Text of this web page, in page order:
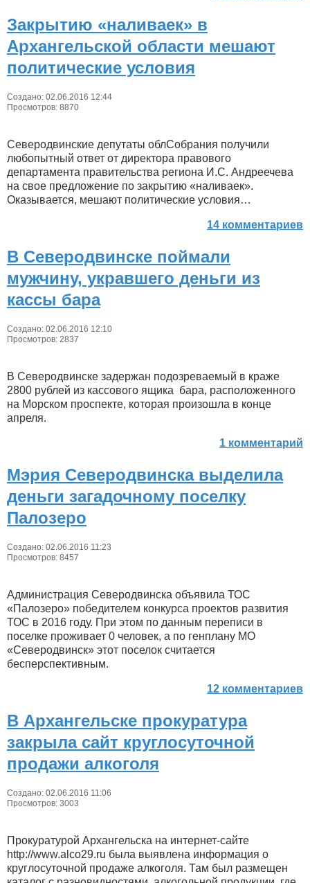
Закрытию «наливаек» в
Архангельской области мешают
политические условия
Создано: 02.06.2016 12:44
Просмотров: 8870
Северодвинские депутаты облСобрания получили
любопытный ответ от директора правового
департамента правительства региона И.С. Андреечева
на свое предложение по закрытию «наливаек».
Оказывается, мешают политические условия…
14 комментариев
В Северодвинске поймали
мужчину, укравшего деньги из
кассы бара
Создано: 02.06.2016 12:10
Просмотров: 2837
В Северодвинске задержан подозреваемый в краже
2800 рублей из кассового ящика бара, расположенного
на Морском проспекте, которая произошла в конце
апреля.
1 комментарий
Мэрия Северодвинска выделила
деньги загадочному поселку
Палозеро
Создано: 02.06.2016 11:23
Просмотров: 8457
Администрация Северодвинска объявила ТОС
«Палозеро» победителем конкурса проектов развития
ТОС в 2016 году. При этом по данным переписи в
поселке проживает 0 человек, а по генплану МО
«Северодвинск» этот поселок считается
бесперспективным.
12 комментариев
В Архангельске прокуратура
закрыла сайт круглосуточной
продажи алкоголя
Создано: 02.06.2016 11:06
Просмотров: 3003
Прокуратурой Архангельска на интернет-сайте
http://www.alco29.ru была выявлена информация о
круглосуточной продаже алкоголя. Там был размещен